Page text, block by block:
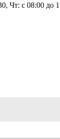
Чт: с 08:00